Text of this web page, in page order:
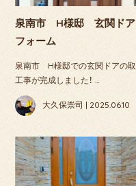
泉南市 H様邸 玄関ドア
フォーム
泉南市 H様邸での玄関ドアの
工事が完成しました！ …
大久保崇司 | 2025.06.10